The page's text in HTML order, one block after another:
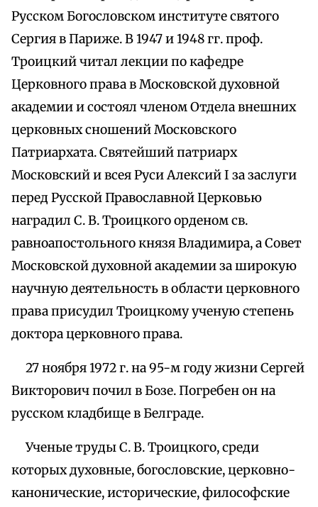
Русском Богословском институте святого
Сергия в Париже. В 1947 и 1948 гг. проф.
Троицкий читал лекции по кафедре
Церковного права в Московской духовной
академии и состоял членом Отдела внешних
церковных сношений Московского
Патриархата. Святейший патриарх
Московский и всея Руси Алексий I за заслуги
перед Русской Православной Церковью
наградил С. В. Троицкого орденом св.
равноапостольного князя Владимира, а Совет
Московской духовной академии за широкую
научную деятельность в области церковного
права присудил Троицкому ученую степень
доктора церковного права.
27 ноября 1972 г. на 95-м году жизни Сергей
Викторович почил в Бозе. Погребен он на
русском кладбище в Белграде.
Ученые труды С. В. Троицкого, среди
которых духовные, богословские, церковно-
канонические, исторические, философские